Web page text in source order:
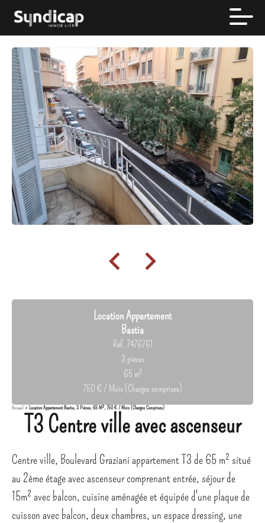
Location Appartement
Bastia
Réf. 7476761
3 pièces
65 m²
750 € / Mois (Charges comprises)
Accueil Location Appartement Bastia, 3 Pièces, 65 M², 750 € / Mois (Charges Comprises)
T3 Centre ville avec ascenseur
Centre ville, Boulevard Graziani appartement T3 de 65 m² situé
au 2ème étage avec ascenseur comprenant entrée, séjour de
15m² avec balcon, cuisine aménagée et équipée d'une plaque de
cuisson avec balcon, deux chambres, un espace dressing, une